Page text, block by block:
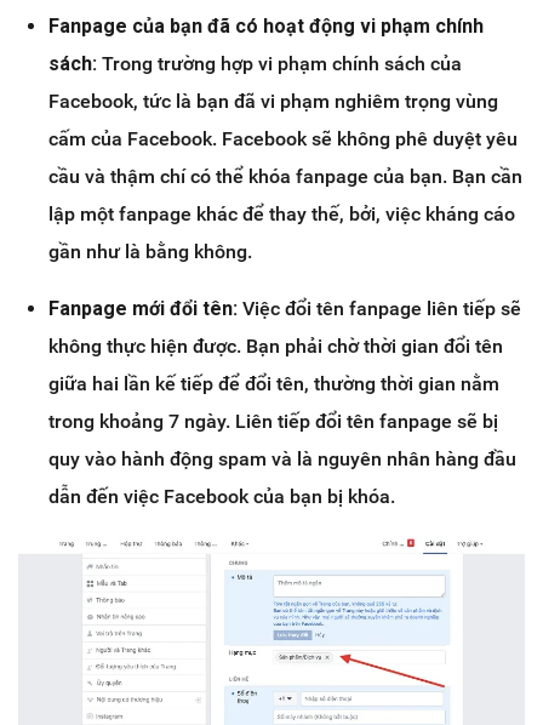
Fanpage của bạn đã có hoạt động vi phạm chính
sách: Trong trường hợp vi phạm chính sách của
Facebook, tức là bạn đã vi phạm nghiêm trọng vùng
cấm của Facebook. Facebook sẽ không phê duyệt yêu
cầu và thậm chí có thể khóa fanpage của bạn. Bạn cần
lập một fanpage khác để thay thế, bởi, việc kháng cáo
gần như là bằng không.
Fanpage mới đổi tên: Việc đổi tên fanpage liên tiếp sẽ
không thực hiện được. Bạn phải chờ thời gian đổi tên
giữa hai lần kế tiếp để đổi tên, thường thời gian nằm
trong khoảng 7 ngày. Liên tiếp đổi tên fanpage sẽ bị
quy vào hành động spam và là nguyên nhân hàng đầu
dẫn đến việc Facebook của bạn bị khóa.